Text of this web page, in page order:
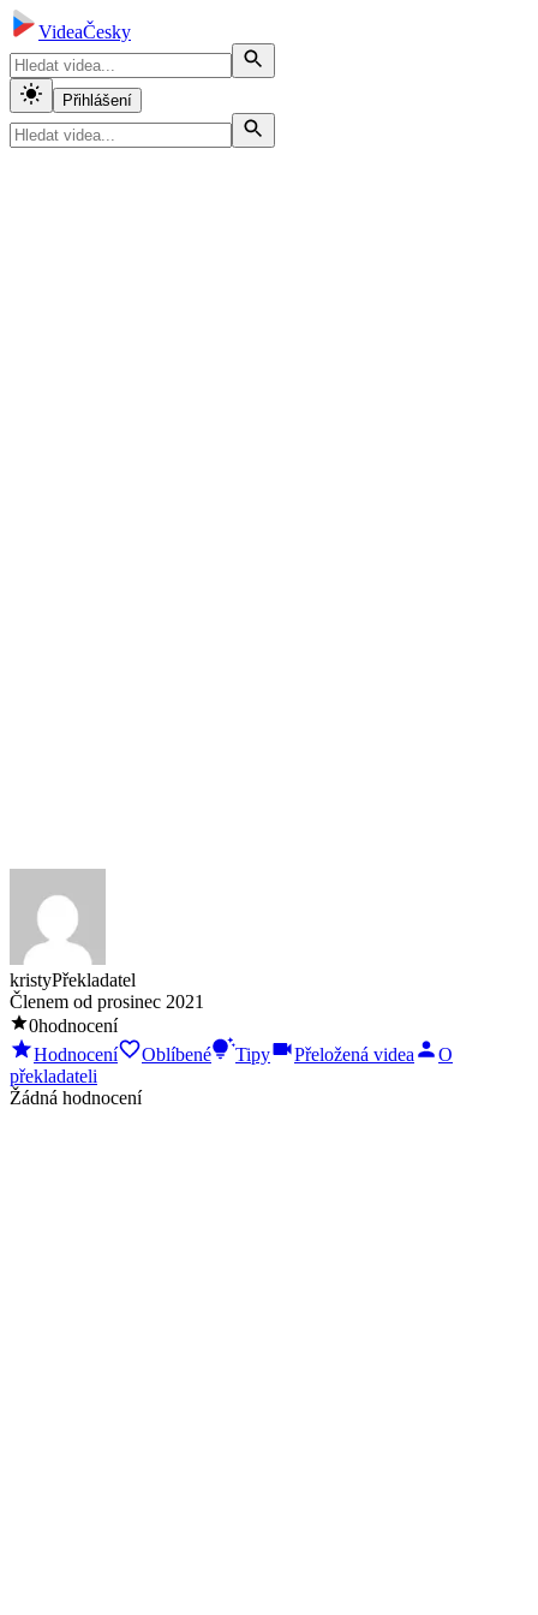
VideaČesky
Přihlášení
kristyPřekladatel
Členem od prosinec 2021
0hodnocení
Hodnocení
Oblíbené Tipy Přeložená videa
O
překladateli
Žádná hodnocení